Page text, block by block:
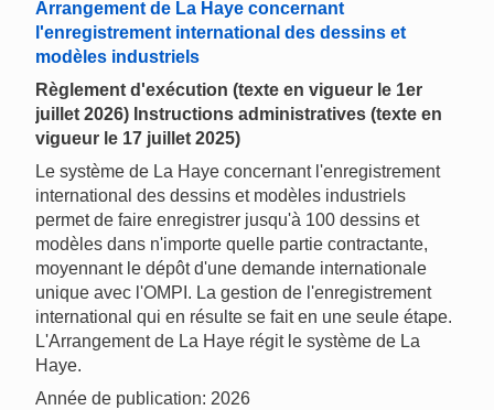
Arrangement de La Haye concernant
l'enregistrement international des dessins et
modèles industriels
Règlement d'exécution (texte en vigueur le 1er
juillet 2026) Instructions administratives (texte en
vigueur le 17 juillet 2025)
Le système de La Haye concernant l'enregistrement
international des dessins et modèles industriels
permet de faire enregistrer jusqu'à 100 dessins et
modèles dans n'importe quelle partie contractante,
moyennant le dépôt d'une demande internationale
unique avec l'OMPI. La gestion de l'enregistrement
international qui en résulte se fait en une seule étape.
L'Arrangement de La Haye régit le système de La
Haye.
Année de publication: 2026